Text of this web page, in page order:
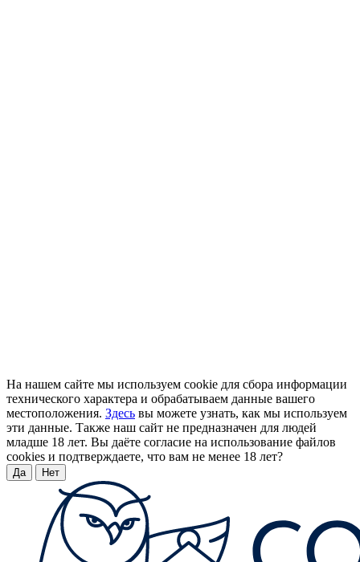
На нашем сайте мы используем cookie для сбора информации
технического характера и обрабатываем данные вашего
местоположения. Здесь вы можете узнать, как мы используем
эти данные. Также наш сайт не предназначен для людей
младше 18 лет. Вы даёте согласие на использование файлов
cookies и подтверждаете, что вам не менее 18 лет?
Да Нет